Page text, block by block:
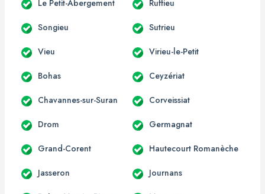
Le Petit-Abergement Ruffieu
Songieu Sutrieu
Vieu Virieu-le-Petit
Bohas Ceyzériat
Chavannes-sur-Suran Corveissiat
Drom Germagnat
Grand-Corent Hautecourt Romanèche
Jasseron Journans